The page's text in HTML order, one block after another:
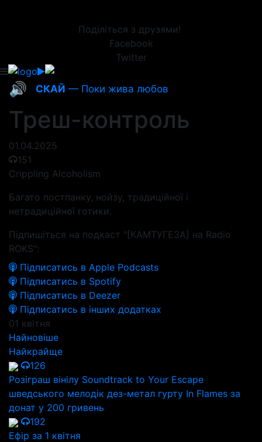
Поділіться з друзями!
Facebook
Twitter
🔊 СКАЙ — Поки жива любов
Треш-контроль
01.04.2025
151
Crippling Alcoholism
Багато постпанку, нойзу, традиційної і
нетрадиційної готики.
Підпишіться на подкаст "[КАМТУГЕЗА] на Radio
ROKS":
Підписатись в Apple Podcasts
Підписатись в Spotify
Підписатись в Deezer
Підписатись в інших додатках
01 квітня
Найновіше
Найкрайще
126
Розіграш вінілу Soundtrack to Your Escape
шведського мелодік дез-метал гурту In Flames за
донат у 200 гривень
192
Ефір за 1 квітня